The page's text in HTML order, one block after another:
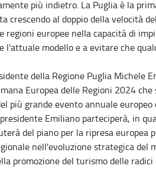
più indietro. La Puglia è la
crescendo al doppio della velocità
regioni europee nella capacità di
l'attuale modello e a evitare che
della Regione Puglia Michele
Europea delle Regioni 2024
più grande evento annuale europeo
Emiliano parteciperà, in
del piano per la ripresa europea
nell'evoluzione strategica
promozione del turismo delle